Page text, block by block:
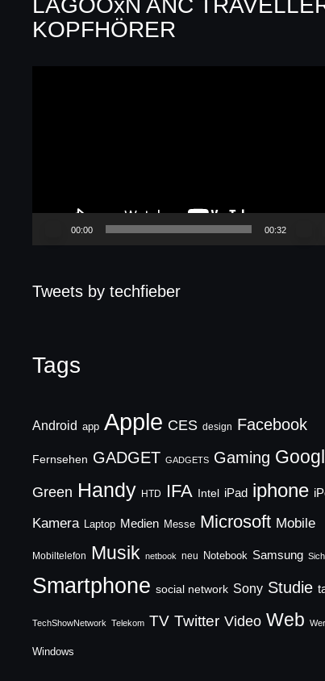
LAGOOxN ANC
KOPFHÖRER
00:00 00:32
Tweets by techfieber
Tags
Android app Apple CES design Facebook
Fernsehen GADGET GADGETS Gaming
Green Handy HTD IFA Intel iPad iphone
Kamera Laptop Medien Messe Microsoft Mobile
Mobiltelefon Musik netbook neu Notebook Samsung
Smartphone social network Sony Studie
TechShowNetwork Telekom TV Twitter Video Web
Windows